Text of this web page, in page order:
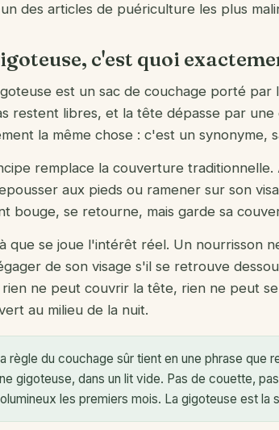
des articles de puériculture les plus
c'est quoi
est un sac de couchage porté
restent libres, et la tête dépasse par
la même chose : c'est un synonyme,
remplace la couverture
aux pieds ou ramener sur son
bouge, se retourne, mais garde sa
que se joue l'intérêt réel. Un nourrisson
de son visage s'il se retrouve
ne peut couvrir la tête, rien ne peut
au milieu de la nuit.
règle du couchage sûr tient en une phrase que
gigoteuse, dans un lit vide. Pas de couette,
les premiers mois. La gigoteuse est la